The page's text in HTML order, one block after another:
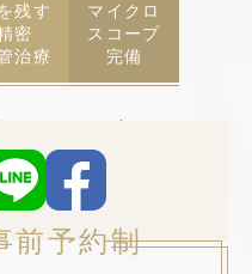
残す
密
治療
マイクロ
スコープ
完備
前予約制